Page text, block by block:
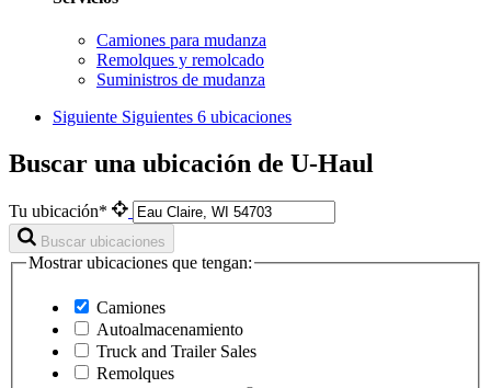
Camiones para mudanza
Remolques y remolcado
Suministros de mudanza
Siguiente Siguientes 6 ubicaciones
Buscar una ubicación de U-Haul
Tu ubicación*
Buscar ubicaciones
Mostrar ubicaciones que tengan:
Camiones
Autoalmacenamiento
Truck and Trailer Sales
Remolques